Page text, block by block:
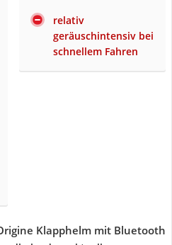
relativ
geräuschintensiv bei
schnellem Fahren
Klapphelm mit Bluetooth